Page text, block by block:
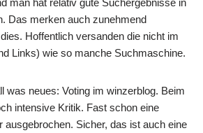
man hat relativ gute Suchergebnisse in
Das merken auch zunehmend
Hoffentlich versanden die nicht im
Links) wie so manche Suchmaschine.
was neues: Voting im winzerblog. Beim
intensive Kritik. Fast schon eine
ausgebrochen. Sicher, das ist auch eine